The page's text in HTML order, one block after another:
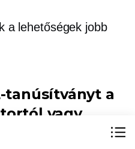
a lehetőségek jobb
tanúsítványt a
vagy